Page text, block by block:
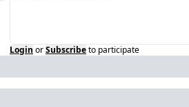
Login orSubscribeto participate